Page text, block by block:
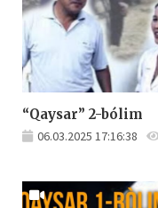
“Qaysar” 2-bólim
06.03.2025 17:16:38